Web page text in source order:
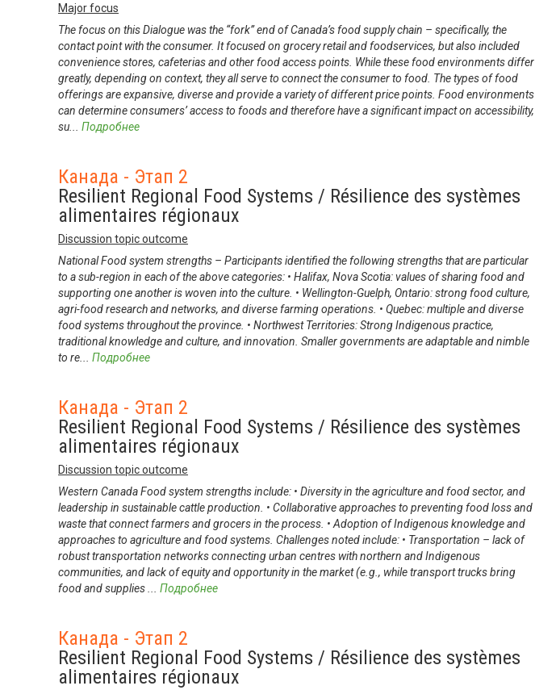
Major focus
The focus on this Dialogue was the “fork” end of Canada’s food supply chain – specifically, the
contact point with the consumer. It focused on grocery retail and foodservices, but also included
convenience stores, cafeterias and other food access points. While these food environments differ
greatly, depending on context, they all serve to connect the consumer to food. The types of food
offerings are expansive, diverse and provide a variety of different price points. Food environments
can determine consumers’ access to foods and therefore have a significant impact on accessibility,
su... Подробнее
Канада - Этап 2
Resilient Regional Food Systems / Résilience des systèmes
alimentaires régionaux
Discussion topic outcome
National Food system strengths – Participants identified the following strengths that are particular
to a sub-region in each of the above categories: • Halifax, Nova Scotia: values of sharing food and
supporting one another is woven into the culture. • Wellington-Guelph, Ontario: strong food culture,
agri-food research and networks, and diverse farming operations. • Quebec: multiple and diverse
food systems throughout the province. • Northwest Territories: Strong Indigenous practice,
traditional knowledge and culture, and innovation. Smaller governments are adaptable and nimble
to re... Подробнее
Канада - Этап 2
Resilient Regional Food Systems / Résilience des systèmes
alimentaires régionaux
Discussion topic outcome
Western Canada Food system strengths include: • Diversity in the agriculture and food sector, and
leadership in sustainable cattle production. • Collaborative approaches to preventing food loss and
waste that connect farmers and grocers in the process. • Adoption of Indigenous knowledge and
approaches to agriculture and food systems. Challenges noted include: • Transportation – lack of
robust transportation networks connecting urban centres with northern and Indigenous
communities, and lack of equity and opportunity in the market (e.g., while transport trucks bring
food and supplies... Подробнее
Канада - Этап 2
Resilient Regional Food Systems / Résilience des systèmes
alimentaires régionaux